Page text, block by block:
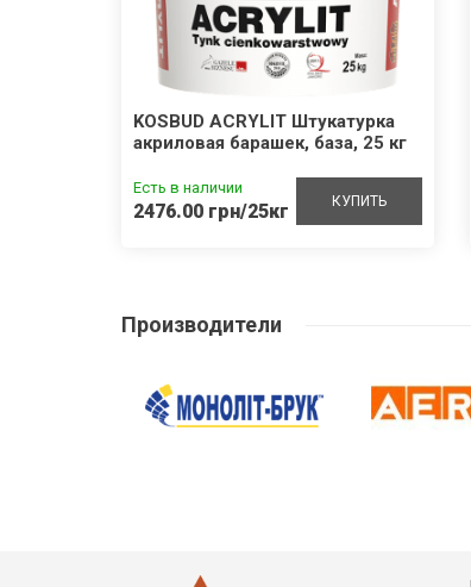
KOSBUD ACRYLIT Штукатурка
акриловая барашек, база, 25 кг
Есть в наличии
2476.00 грн/25кг КУПИТЬ
Производители